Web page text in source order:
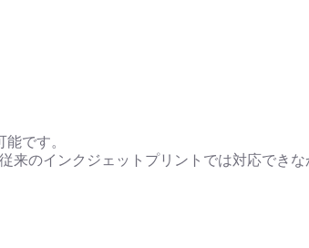
です。
のインクジェットプリントでは対応できな